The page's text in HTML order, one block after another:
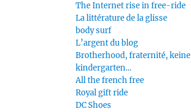
The Internet rise in free-ride
La littérature de la glisse
body surf
L’argent du blog
Brotherhood, fraternité, keine
kindergarten…
All the french free
Royal gift ride
DC Shoes